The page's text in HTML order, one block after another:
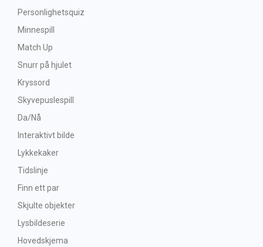
Personlighetsquiz
Minnespill
Match Up
Snurr på hjulet
Kryssord
Skyvepuslespill
Da/Nå
Interaktivt bilde
Lykkekaker
Tidslinje
Finn ett par
Skjulte objekter
Lysbildeserie
Hovedskjema